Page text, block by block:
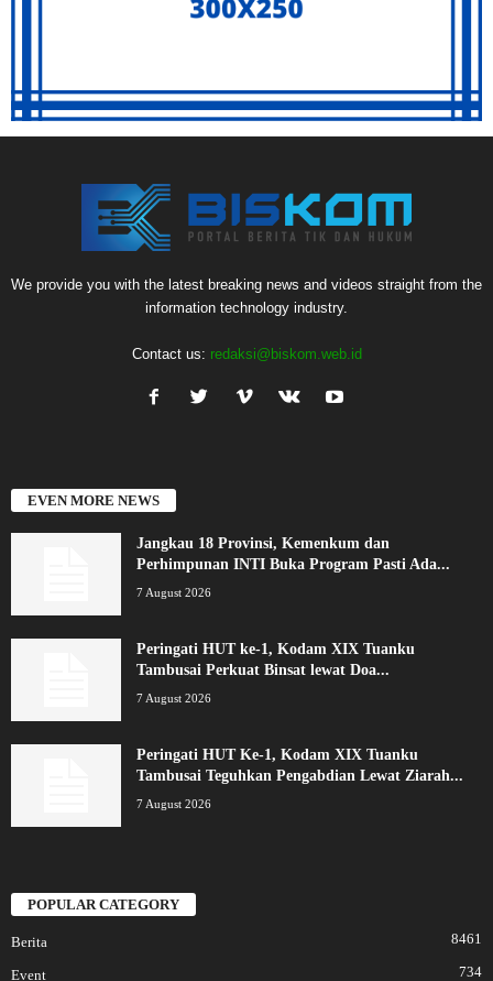
We provide you with the latest breaking news and videos straight from the
information technology industry.
Contact us: redaksi@biskom.web.id
EVEN MORE NEWS
Jangkau 18 Provinsi, Kemenkum dan
Perhimpunan INTI Buka Program Pasti Ada...
7 August 2026
Peringati HUT ke-1, Kodam XIX Tuanku
Tambusai Perkuat Binsat lewat Doa...
7 August 2026
Peringati HUT Ke-1, Kodam XIX Tuanku
Tambusai Teguhkan Pengabdian Lewat Ziarah...
7 August 2026
POPULAR CATEGORY
Berita 8461
Event 734